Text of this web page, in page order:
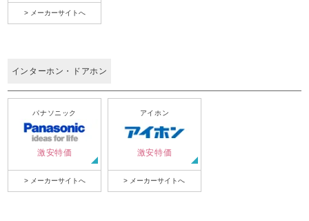
> メーカーサイトへ
インターホン・ドアホン
パナソニック
激安特価
> メーカーサイトへ
アイホン
激安特価
> メーカーサイトへ